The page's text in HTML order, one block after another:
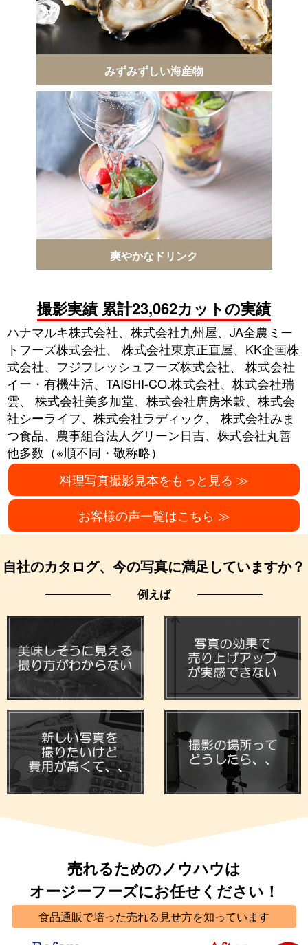
みずみずしい海産物
爽やかなドリンク
撮影実績 累計23,062カットの実績
ハナマルキ株式会社、株式会社九州屋、JA全農ミー
トフーズ株式会社、
株式会社東京正直屋、KK企画株
式会社、フジフレッシュフーズ株式会社、
株式会社
イー・有機生活、TAISHI-CO.株式会社、株式会社瑞
雲、
株式会社美多加堂、株式会社唐房米穀、株式会
社シーライフ、株式会社ラディック、
株式会社みま
つ食品、農事組合法人グリーン日吉、株式会社丸善
他多数（※順不同・敬称略）
料理写真撮影見本をもっと見る ≫
お客様の声一覧はこちら ≫
自社のカタログ、今の写真に満足していますか？
例えば
売れるためのノウハウは
オージーフーズにお任せください！
食品通販で培った売れる見せ方を知っています